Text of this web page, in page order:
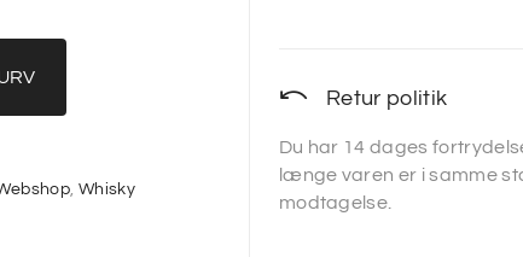
, Whisky
Retur politik
Du har 14 dages
længe varen er i samme
modtagelse.